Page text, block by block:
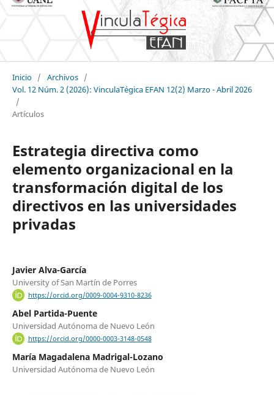
Inicio / Archivos /
Vol. 12 Núm. 2 (2026): VinculaTégica EFAN 12(2) Marzo - Abril 2026
/
Artículos
Estrategia directiva como
elemento organizacional en la
transformación digital de los
directivos en las universidades
privadas
Javier Alva-García
University of San Martín de Porres
https://orcid.org/0009-0004-9310-8236
Abel Partida-Puente
Universidad Autónoma de Nuevo León
https://orcid.org/0000-0003-3148-0548
María Magadalena Madrigal-Lozano
Universidad Autónoma de Nuevo León